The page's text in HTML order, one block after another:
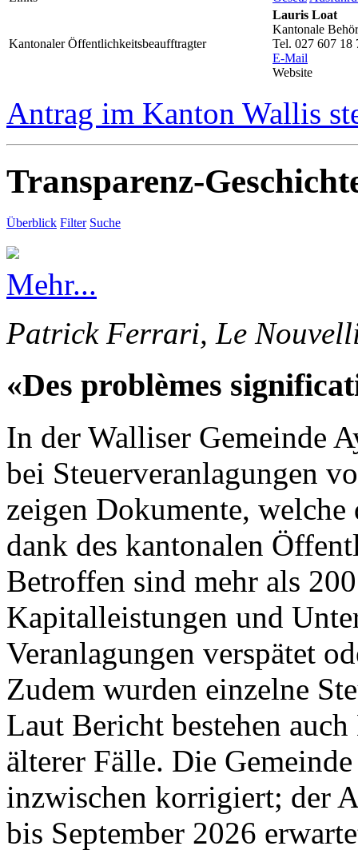
Kantonaler Öffentlichkeitsbeaufftragter
Lauris Loat
Kantonale
Tel. 027 607 18
E-Mail
Website
Antrag im Kanton Wallis
Transparenz-
Überblick Filter Suche
Mehr...
Patrick Ferrari, Le
«Des problèmes
In der Walliser Gemeinde
bei Steuerveranlagungen
zeigen Dokumente,
dank des kantonalen
Betroffen sind mehr als
Kapitalleistungen und
Veranlagungen verspätet
Zudem wurden einzelne
Laut Bericht bestehen
älterer Fälle. Die
inzwischen korrigiert; der
bis September 2026